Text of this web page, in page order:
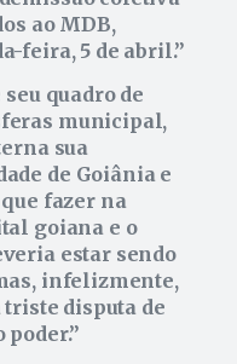
ao MDB,
feira, 5 de abril.
seu quadro de
municipal,
sua
de Goiânia e
fazer na
goiana e o
estar sendo
infelizmente,
triste disputa de
poder.